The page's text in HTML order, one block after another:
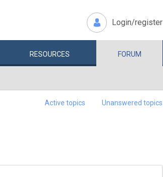
Login/register
RESOURCES FORUM
Active topics Unanswered topics